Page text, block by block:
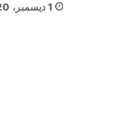
1 ديسمبر، 2020